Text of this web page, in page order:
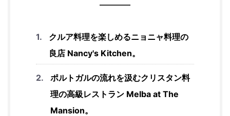
クルア料理を楽しめるニョニャ料理の
良店 Nancy's Kitchen。
ポルトガルの流れを汲むクリスタン料
理の高級レストラン Melba at The
Mansion。